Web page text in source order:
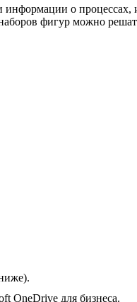
информации о процессах,
фигур можно
OneDrive для бизнеса.